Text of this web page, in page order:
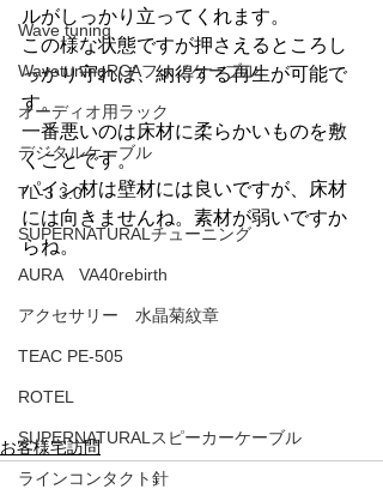
Wave tuning
WavetuningRCAフォノケーブル
オーディオ用ラック
デジタルケーブル
TL-3 3.0
SUPERNATURALチューニング
AURA VA40rebirth
アクセサリー 水晶菊紋章
TEAC PE-505
ROTEL
SUPERNATURALスピーカーケーブル
ラインコンタクト針
ルがしっかり立ってくれます。
この様な状態ですが押さえるところし
っかり守れば、納得する再生が可能で
す。
一番悪いのは床材に柔らかいものを敷
くことです。
パイン材は壁材には良いですが、床材
には向きませんね。素材が弱いですか
らね。
お客様宅訪問